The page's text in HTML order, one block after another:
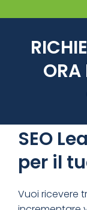
ORA
SEO
per il
Vuoi ricevere